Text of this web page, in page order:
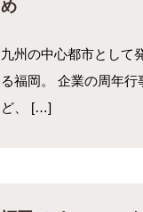
め
九州の中心都市として
る福岡。 企業の周年
ど、 […]